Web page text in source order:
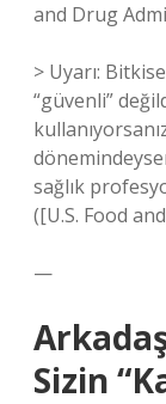
and Drug
> Uyarı:
“güvenli”
sağlık
([U.S. Food
—
Sizin